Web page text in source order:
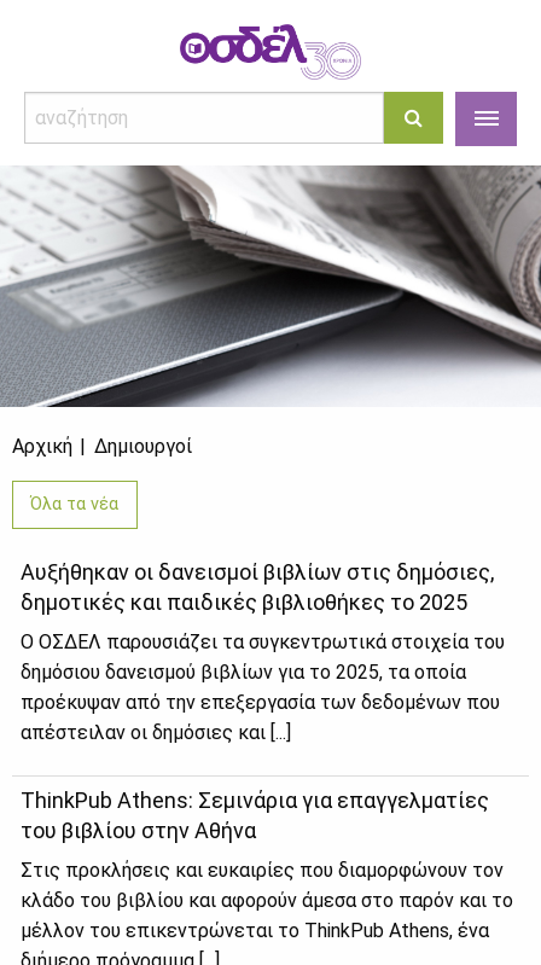
Αρχική Δημιουργοί
Όλα τα νέα
Αυξήθηκαν οι δανεισμοί βιβλίων στις δημόσιες,
δημοτικές και παιδικές βιβλιοθήκες το 2025
Ο ΟΣΔΕΛ παρουσιάζει τα συγκεντρωτικά στοιχεία του
δημόσιου δανεισμού βιβλίων για το 2025, τα οποία
προέκυψαν από την επεξεργασία των δεδομένων που
απέστειλαν οι δημόσιες και [...]
ThinkPub Athens: Σεμινάρια για επαγγελματίες
του βιβλίου στην Αθήνα
Στις προκλήσεις και ευκαιρίες που διαμορφώνουν τον
κλάδο του βιβλίου και αφορούν άμεσα στο παρόν και το
μέλλον του επικεντρώνεται το ThinkPub Athens, ένα